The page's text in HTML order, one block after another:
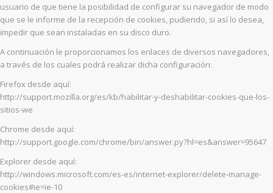
usuario de que tiene la posibilidad de configurar su navegador de modo
que se le informe de la recepción de cookies, pudiendo, si así lo desea,
impedir que sean instaladas en su disco duro.
A continuación le proporcionamos los enlaces de diversos navegadores,
a través de los cuales podrá realizar dicha configuración:
Firefox desde aquí:
http://support.mozilla.org/es/kb/habilitar-y-deshabilitar-cookies-que-los-
sitios-we
Chrome desde aquí:
http://support.google.com/chrome/bin/answer.py?hl=es&answer=95647
Explorer desde aquí:
http://windows.microsoft.com/es-es/internet-explorer/delete-manage-
cookies#ie=ie-10